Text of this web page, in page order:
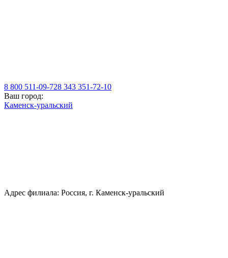
8 800 511-09-728 343 351-72-10
Ваш город:
Каменск-уральский
Адрес филиала: Россия, г. Каменск-уральский